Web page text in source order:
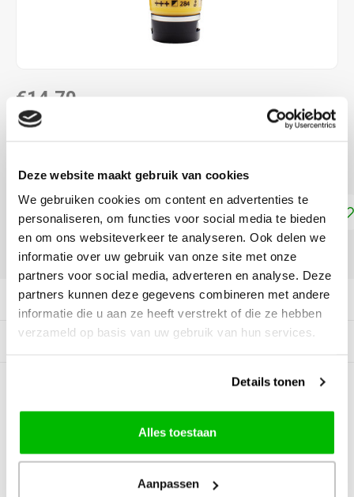
Deze website maakt gebruik van cookies
We gebruiken cookies om content en advertenties te
personaliseren, om functies voor social media te bieden
en om ons websiteverkeer te analyseren. Ook delen we
informatie over uw gebruik van onze site met onze
partners voor social media, adverteren en analyse. Deze
partners kunnen deze gegevens combineren met andere
informatie die u aan ze heeft verstrekt of die ze hebben
verzameld op basis van uw gebruik van hun services.
Details tonen
Alles toestaan
Aanpassen
€14,70
DIRECT LEVERBAAR
Permanentgeel Middel 284 Lees meer
Toevoegen aan winkelwagen
DELEN:
Productomschrijving
Gerelateerde producten
BEOORDELINGEN